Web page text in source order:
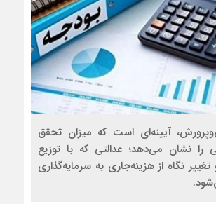
آیینه‌ای است که میزان تحقق
را نشان می‌دهد؛ عدالتی که با توزیع
تغییر نگاه از هزینه‌جاری به سرمایه‌گذاری